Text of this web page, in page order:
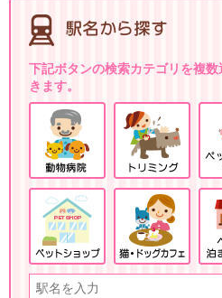
下記ボタンの検索カテゴリを複
きます。